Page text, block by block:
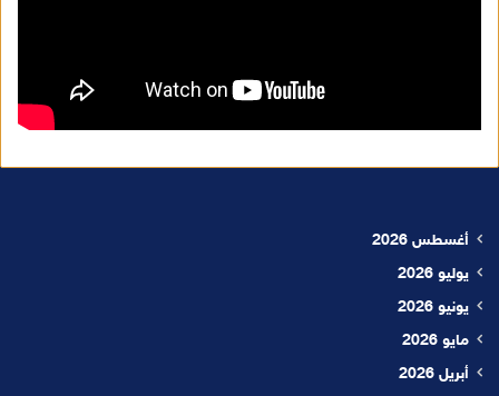
أغسطس 2026
يوليو 2026
يونيو 2026
مايو 2026
أبريل 2026